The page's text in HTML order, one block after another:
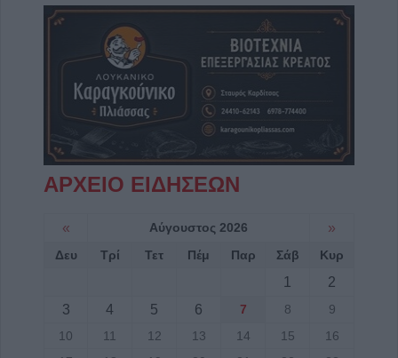
ΑΡΧΕΙΟ ΕΙΔΗΣΕΩΝ
« Αύγουστος 2026 »
Δευ Τρί Τετ Πέμ Παρ Σάβ Κυρ
1
2
3
4 5 6 7 8
9
10
11 12 13 14 15
16